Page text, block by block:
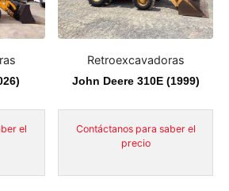
el
Retroexcavadoras
John Deere 310E (1999)
Contáctanos para saber el
precio